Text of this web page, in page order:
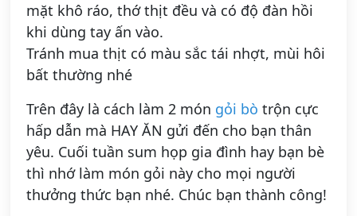
mặt khô ráo, thớ thịt đều và có độ đàn hồi
khi dùng tay ấn vào.
Tránh mua thịt có màu sắc tái nhợt, mùi hôi
bất thường nhé
Trên đây là cách làm 2 món gỏi bò trộn cực
hấp dẫn mà HAY ĂN gửi đến cho bạn thân
yêu. Cuối tuần sum họp gia đình hay bạn bè
thì nhớ làm món gỏi này cho mọi người
thưởng thức bạn nhé. Chúc bạn thành công!